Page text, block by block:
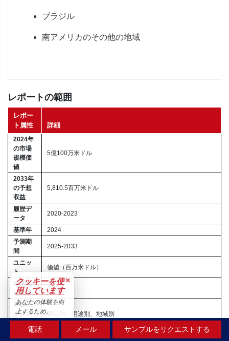
ブラジル
南アメリカのその他の地域
レポートの範囲
レポー
ト属性
詳細
2024年
の市場
規模価
値
5億100万米ドル
2033年
の予想
収益
5,810.5百万米ドル
履歴デ
ータ
2020-2023
基準年
2024
予測期
間
2025-2033
ユニッ
ト
価値（百万米ドル）
年平均
成長率
31.3%
対象セ
グメン
ト
製品別、用途別、地域別
主要企
Advanced Micro Devices, Inc.、Samsung Electronics Co.,
電話 メール サンプルをリクエストする
クッキーを使
用しています
×
あなたの体験を向
上するため。.
受け入れる